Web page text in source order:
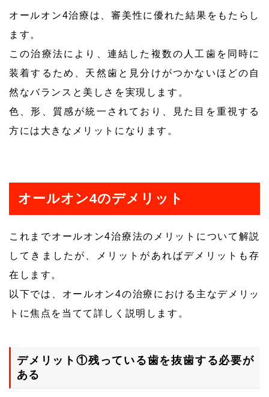
オールオン4治療は、審美性に優れた結果をもたらし
ます。
この治療法により、連結した複数の人工歯を同時に
装着するため、天然歯と見分けがつかないほどの自
然なバランスと美しさを実現します。
色、形、質感が統一されており、見た目を重視する
方には大きなメリットになります。
オールオン4のデメリット
これまでオールオン4治療法のメリットについて解説
してきましたが、メリットがあればデメリットも存
在します。
以下では、オールオン4の治療における主なデメリッ
トに焦点を当てて詳しく説明します。
デメリット①残っている歯を抜歯する必要が
ある